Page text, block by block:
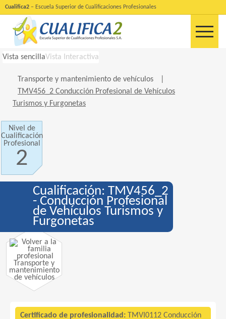
Cualifica2 – Escuela Superior de Cualificaciones Profesionales
Vista sencillaVista Interactiva
Transporte y mantenimiento de vehículos
TMV456_2 Conducción Profesional de Vehículos
Turismos y Furgonetas
Nivel de
Cualificación
Profesional
2
Cualificación: TMV456_2
- Conducción Profesional
de Vehículos Turismos y
Furgonetas
Transporte y
mantenimiento
de vehículos
Certificado de profesionalidad:
TMVI0112 Conducción